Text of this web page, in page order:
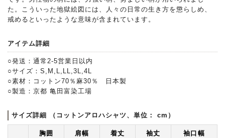
た。こういった地獄絵図には、人々の日常の生き方を懲らしめ、
戒めるといったような意味が含まれています。
アイテム詳細
○発送：通常2-5営業日以内
○サイズ：S,M,L,LL,3L,4L
○素材：コットン70％麻30％ 日本製
○製造：京都 亀田富染工場
サイズ詳細 （コットンアロハシャツ、単位： cm）
胸囲 肩幅 着丈 袖丈 袖口幅